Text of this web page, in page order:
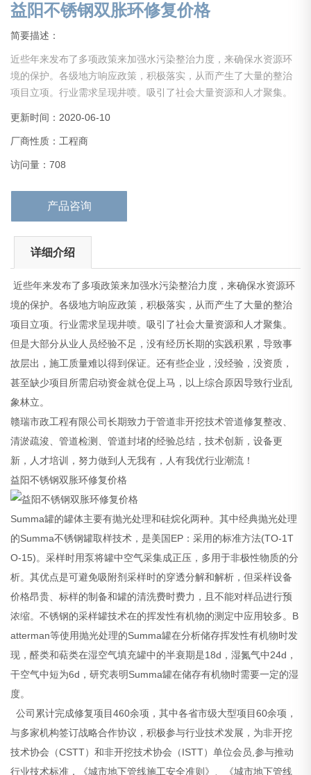
益阳不锈钢双胀环修复价格
简要描述：
近些年来发布了多项政策来加强水污染整治力度，来确保水资源环
境的保护。各级地方响应政策，积极落实，从而产生了大量的整治
项目立项。行业需求呈现井喷。吸引了社会大量资源和人才聚集。
故层出，施工质量难以得到保证。还有些企业，没经验，没资质，
甚至缺少项目所需启动资金就仓促上马，以上综合原因导致行业乱
象林立。
更新时间：2020-06-10
厂商性质：工程商
访问量：708
产品咨询
详细介绍
近些年来发布了多项政策来加强水污染整治力度，来确保水资源环
境的保护。各级地方响应政策，积极落实，从而产生了大量的整治
项目立项。行业需求呈现井喷。吸引了社会大量资源和人才聚集。
但是大部分从业人员经验不足，没有经历长期的实践积累，导致事
故层出，施工质量难以得到保证。还有些企业，没经验，没资质，
甚至缺少项目所需启动资金就仓促上马，以上综合原因导致行业乱
象林立。
赣瑞市政工程有限公司长期致力于管道非开挖技术管道修复整改、
清淤疏浚、管道检测、管道封堵的经验总结，技术创新，设备更
新，人才培训，努力做到人无我有，人有我优行业潮流！
益阳不锈钢双胀环修复价格
Summa罐的罐体主要有抛光处理和硅烷化两种。其中经典抛光处理
的Summa不锈钢罐取样技术，是美国EP：采用的标准方法(TO-1T
O-15)。采样时用泵将罐中空气采集成正压，多用于非极性物质的分
析。其优点是可避免吸附剂采样时的穿透分解和解析，但采样设备
价格昂贵、标样的制备和罐的清洗费时费力，且不能对样品进行预
浓缩。不锈钢的采样罐技术在的挥发性有机物的测定中应用较多。B
atterman等使用抛光处理的Summa罐在分析储存挥发性有机物时发
现，醛类和萜类在湿空气填充罐中的半衰期是18d，湿氮气中24d，
干空气中短为6d，研究表明Summa罐在储存有机物时需要一定的湿
度。
公司累计完成修复项目460余项，其中各省市级大型项目60余项，
与多家机构签订战略合作协议，积极参与行业技术发展，为非开挖
技术协会（CSTT）和非开挖技术协会（ISTT）单位会员,参与推动
行业技术标准，《城市地下管线施工安全准则》、《城市地下管线